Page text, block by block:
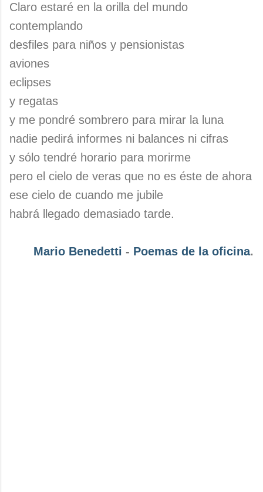
Claro estaré en la orilla del mundo
contemplando
desfiles para niños y pensionistas
aviones
eclipses
y regatas
y me pondré sombrero para mirar la luna
nadie pedirá informes ni balances ni cifras
y sólo tendré horario para morirme
pero el cielo de veras que no es éste de ahora
ese cielo de cuando me jubile
habrá llegado demasiado tarde.
Mario Benedetti - Poemas de la oficina.